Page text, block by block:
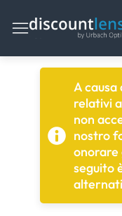
A
relativi
non
nostro
onorare
seguito